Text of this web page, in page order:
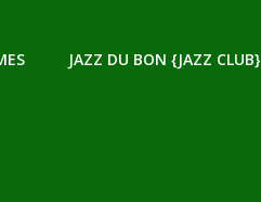
JAZZ DU BON {JAZZ CLUB}